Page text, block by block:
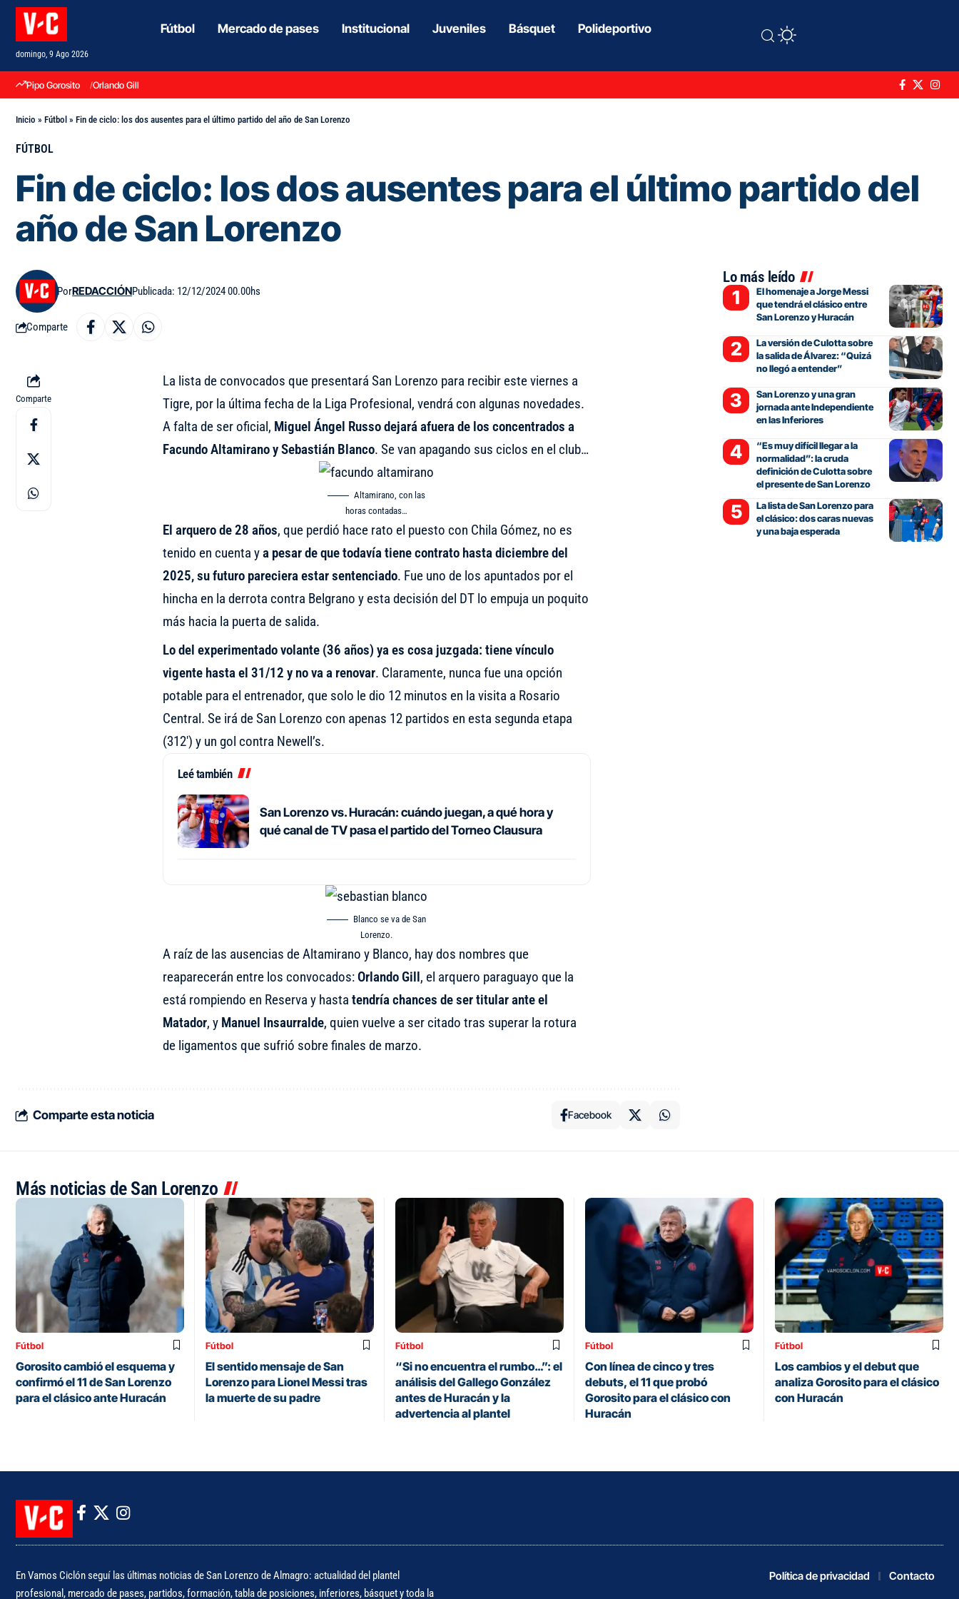
domingo, 9 Ago 2026
Fútbol Mercado de pases Institucional Juveniles Básquet Polideportivo
Pipo Gorosito Orlando Gill
Inicio » Fútbol » Fin de ciclo: los dos ausentes para el último partido del año de San Lorenzo
FÚTBOL
Fin de ciclo: los dos ausentes para el último partido del
año de San Lorenzo
PorREDACCIÓNPublicada: 12/12/2024 00.00hs
Comparte
Comparte
La lista de convocados que presentará San Lorenzo para recibir este viernes a
Tigre, por la última fecha de la Liga Profesional, vendrá con algunas novedades.
A falta de ser oficial, Miguel Ángel Russo dejará afuera de los concentrados a
Facundo Altamirano y Sebastián Blanco. Se van apagando sus ciclos en el club…
Altamirano, con las
horas contadas…
El arquero de 28 años, que perdió hace rato el puesto con Chila Gómez, no es
tenido en cuenta ya pesar de que todavía tiene contrato hasta diciembre del
2025, su futuro pareciera estar sentenciado. Fue uno de los apuntados por el
hincha en la derrota contra Belgrano y esta decisión del DT lo empuja un poquito
más hacia la puerta de salida.
Lo del experimentado volante (36 años) ya es cosa juzgada: tiene vínculo
vigente hasta el 31/12 y no va a renovar. Claramente, nunca fue una opción
potable para el entrenador, que solo le dio 12 minutos en la visita a Rosario
Central. Se irá de San Lorenzo con apenas 12 partidos en esta segunda etapa
(312′) y un gol contra Newell’s.
Leé también
San Lorenzo vs. Huracán: cuándo juegan, a qué hora y
qué canal de TV pasa el partido del Torneo Clausura
Blanco se va de San
Lorenzo.
A raíz de las ausencias de Altamirano y Blanco, hay dos nombres que
reaparecerán entre los convocados: Orlando Gill, el arquero paraguayo que la
está rompiendo en Reserva y hasta tendría chances de ser titular ante el
Matador, y Manuel Insaurralde, quien vuelve a ser citado tras superar la rotura
de ligamentos que sufrió sobre finales de marzo.
Comparte esta noticia Facebook
Lo más leído
El homenaje a Jorge Messi
que tendrá el clásico entre
San Lorenzo y Huracán
La versión de Culotta sobre
la salida de Álvarez: “Quizá
no llegó a entender”
San Lorenzo y una gran
jornada ante Independiente
en las Inferiores
“Es muy difícil llegar a la
normalidad”: la cruda
definición de Culotta sobre
el presente de San Lorenzo
La lista de San Lorenzo para
el clásico: dos caras nuevas
y una baja esperada
Más noticias de San Lorenzo
Fútbol
Gorosito cambió el esquema y
confirmó el 11 de San Lorenzo
para el clásico ante Huracán
Fútbol
El sentido mensaje de San
Lorenzo para Lionel Messi tras
la muerte de su padre
Fútbol
“Si no encuentra el rumbo…”: el
análisis del Gallego González
antes de Huracán y la
advertencia al plantel
Fútbol
Con línea de cinco y tres
debuts, el 11 que probó
Gorosito para el clásico con
Huracán
Fútbol
Los cambios y el debut que
analiza Gorosito para el clásico
con Huracán
En Vamos Ciclón seguí las últimas noticias de San Lorenzo de Almagro: actualidad del plantel
profesional, mercado de pases, partidos, formación, tabla de posiciones, inferiores, básquet y toda la
Política de privacidad Contacto